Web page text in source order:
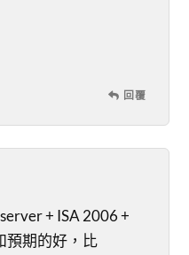
回覆
+ ISA 2006 +
預期的好，比